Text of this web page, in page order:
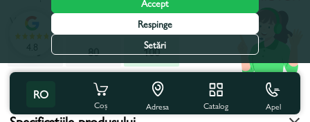
Volum, l:
100
50
80
100
Toate caracteristicile
RO
Coș Adresa Catalog Apel
4.8
Accept
Respinge
Setări